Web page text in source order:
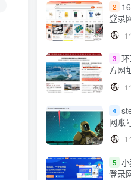
2
登录
1
3
方网
1
4
网账
1
5
登录